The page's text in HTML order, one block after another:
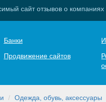
сайт отзывов о компаниях
Банки
Продвижение сайтов
Одежда, обувь, аксессуары